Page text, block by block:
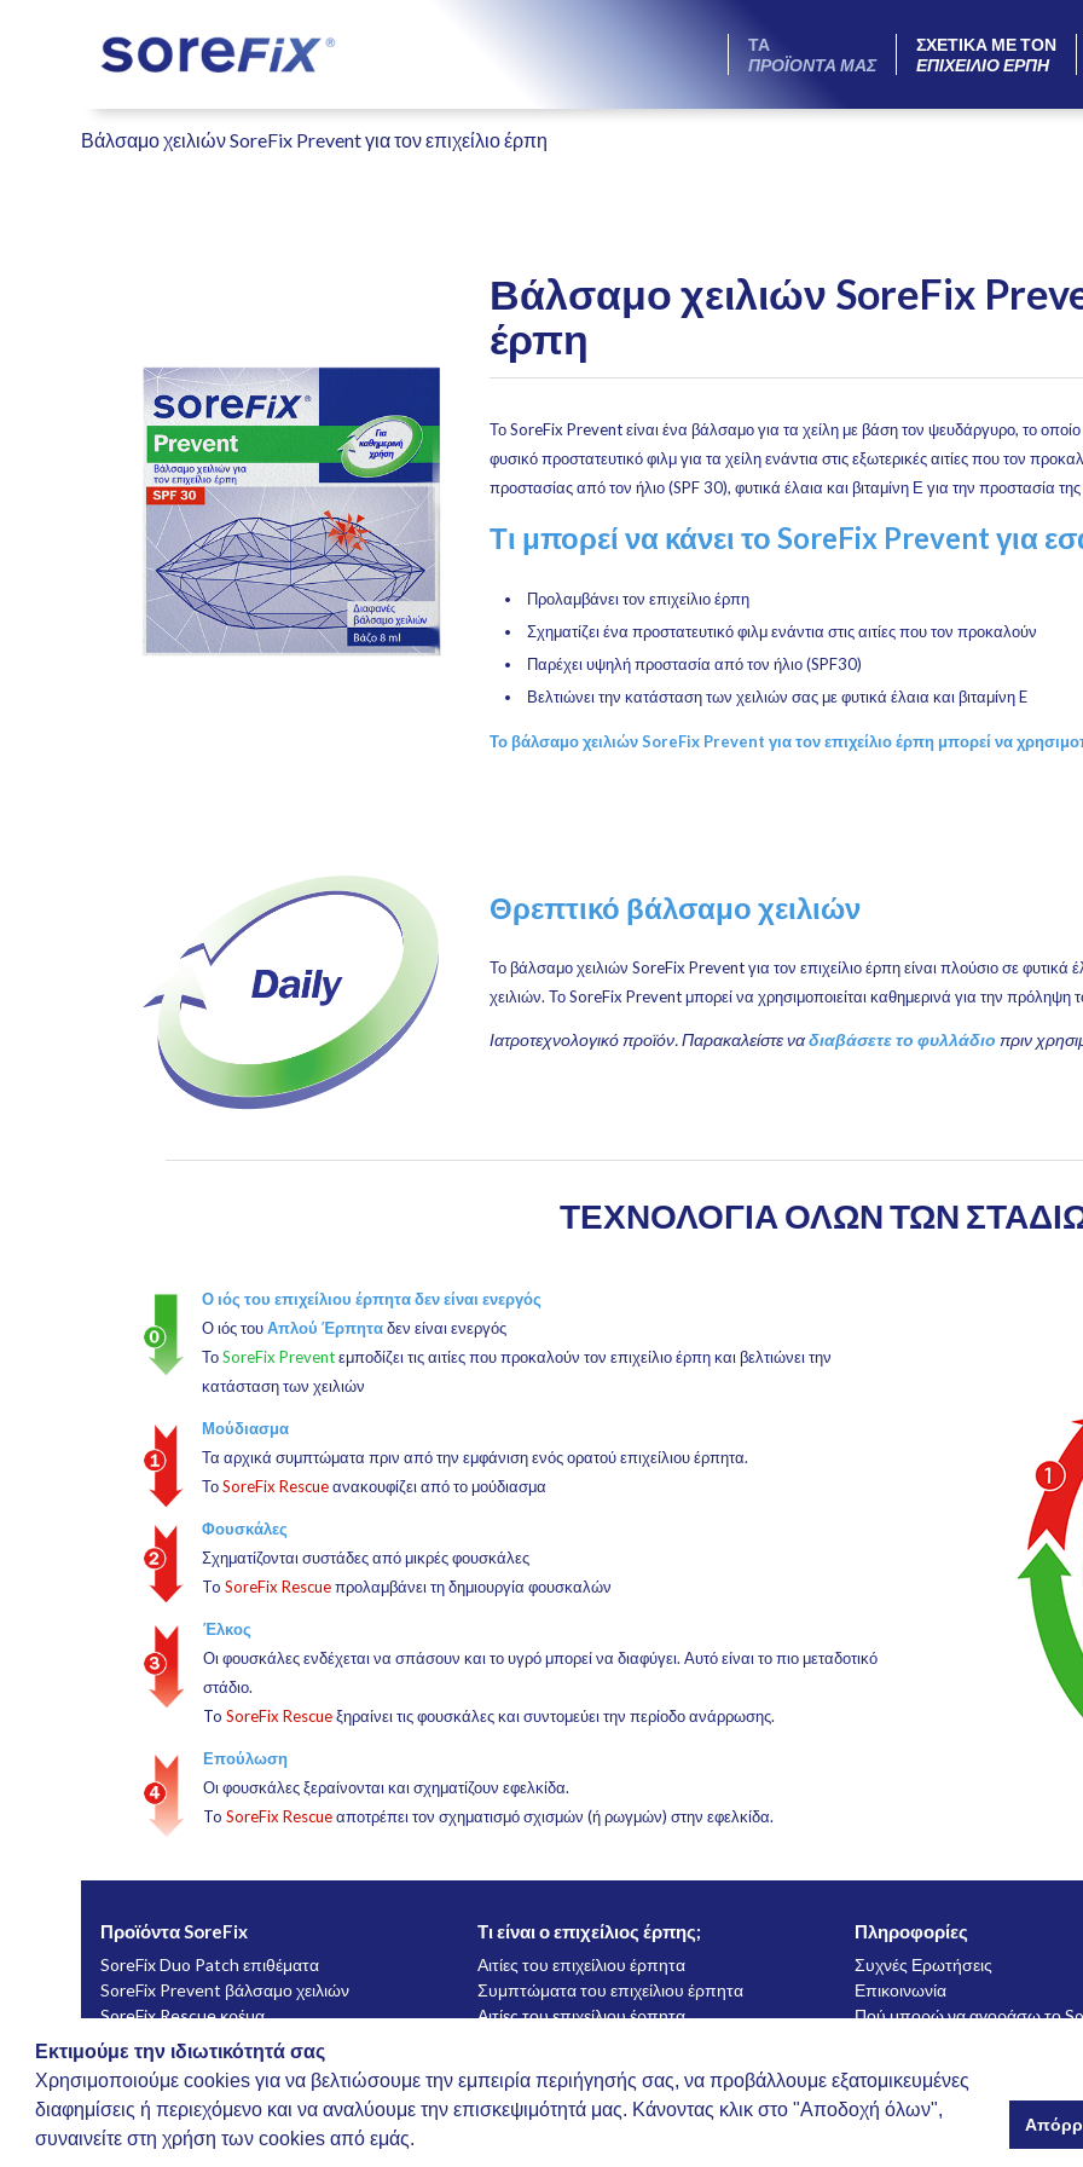
Εκτιμούμε την ιδιωτικότητά σας
Χρησιμοποιούμε cookies για να βελτιώσουμε την εμπειρία περιήγησής σας, να προβάλλουμε εξατομικευμένες
διαφημίσεις ή περιεχόμενο και να αναλύουμε την επισκεψιμότητά μας. Κάνοντας κλικ στο "Αποδοχή όλων",
συναινείτε στη χρήση των cookies από εμάς.
ΤΑ
ΠΡΟΪΟΝΤΑ ΜΑΣ
ΣΧΕΤΙΚΑ ΜΕ ΤΟΝ
ΕΠΙΧΕΙΛΙΟ ΕΡΠΗ
Βάλσαμο χειλιών SoreFix Prevent για τον επιχείλιο έρπη
Βάλσαμο χειλιών SoreFix
έρπη
Το SoreFix Prevent είναι ένα βάλσαμο για τα χείλη με βάση τον ψευδάργυρο, το
φυσικό προστατευτικό φιλμ για τα χείλη ενάντια στις εξωτερικές αιτίες που τον
προστασίας από τον ήλιο (SPF 30), φυτικά έλαια και βιταμίνη Ε για την προστασία
Τι μπορεί να κάνει το SoreFix Prevent για
Προλαμβάνει τον επιχείλιο έρπη
Σχηματίζει ένα προστατευτικό φιλμ ενάντια στις αιτίες που τον προκαλούν
Παρέχει υψηλή προστασία από τον ήλιο (SPF30)
Βελτιώνει την κατάσταση των χειλιών σας με φυτικά έλαια και βιταμίνη E
Το βάλσαμο χειλιών SoreFix Prevent για τον επιχείλιο έρπη μπορεί να
Θρεπτικό βάλσαμο χειλιών
Το βάλσαμο χειλιών SoreFix Prevent για τον επιχείλιο έρπη είναι πλούσιο σε φυτικά
χειλιών. Το SoreFix Prevent μπορεί να χρησιμοποιείται καθημερινά για την πρόληψη
Ιατροτεχνολογικό προϊόν. Παρακαλείστε ναδιαβάσετε το φυλλάδιο πριν
ΤΕΧΝΟΛΟΓΙΑ ΟΛΩΝ ΤΩΝ
Ο ιός του επιχείλιου έρπητα δεν είναι ενεργός
Ο ιός τουΑπλού Έρπηταδεν είναι ενεργός
ΤοSoreFix Preventεμποδίζει τις αιτίες που προκαλούν τον επιχείλιο έρπη και βελτιώνει την
κατάσταση των χειλιών
Μούδιασμα
Τα αρχικά συμπτώματα πριν από την εμφάνιση ενός ορατού επιχείλιου έρπητα.
ΤοSoreFix Rescueανακουφίζει από το μούδιασμα
Φουσκάλες
Σχηματίζονται συστάδες από μικρές φουσκάλες
ToSoreFix Rescueπρολαμβάνει τη δημιουργία φουσκαλών
Έλκος
Οι φουσκάλες ενδέχεται να σπάσουν και το υγρό μπορεί να διαφύγει. Αυτό είναι το πιο μεταδοτικό
στάδιο.
ToSoreFix Rescueξηραίνει τις φουσκάλες και συντομεύει την περίοδο ανάρρωσης.
Επούλωση
Οι φουσκάλες ξεραίνονται και σχηματίζουν εφελκίδα.
ToSoreFix Rescueαποτρέπει τον σχηματισμό σχισμών (ή ρωγμών) στην εφελκίδα.
Προϊόντα SoreFix
SoreFix Duo Patch επιθέματα
SoreFix Prevent βάλσαμο χειλιών
SoreFix Rescue κρέμα
Τι είναι ο επιχείλιος έρπης;
Αιτίες του επιχείλιου έρπητα
Συμπτώματα του επιχείλιου έρπητα
Αιτίες του επιχείλιου έρπητα
Πρακτικές συμβουλές του SoreFix
Συχνές ερωτήσεις
Πληροφορίες
Συχνές Ερωτήσεις
Επικοινωνία
Πού μπορώ να αγοράσω το